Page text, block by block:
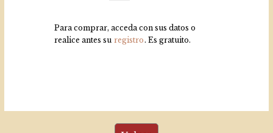
Para comprar, acceda con sus datos o
realice antes su registro . Es gratuito.